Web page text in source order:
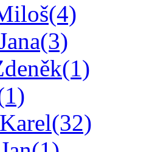
(4)
(3)
(1)
(32)